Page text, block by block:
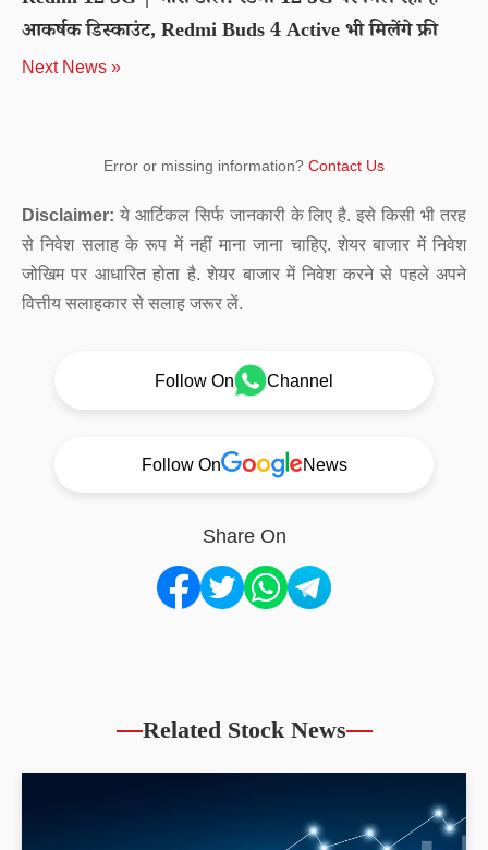
आकर्षक डिस्काउंट, Redmi Buds 4 Active भी मिलेंगे फ्री
Next News »
Error or missing information? Contact Us
Disclaimer: ये आर्टिकल सिर्फ जानकारी के लिए है. इसे किसी भी तरह
से निवेश सलाह के रूप में नहीं माना जाना चाहिए. शेयर बाजार में निवेश
जोखिम पर आधारित होता है. शेयर बाजार में निवेश करने से पहले अपने
वित्तीय सलाहकार से सलाह जरूर लें.
Follow On Channel
Follow On News
Share On
Related Stock News